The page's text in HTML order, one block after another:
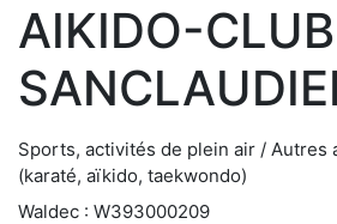
AIKIDO-CLUB
Sports, activités de plein air / Autres
(karaté, aïkido, taekwondo)
Waldec : W393000209